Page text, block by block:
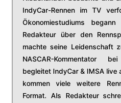
IndyCar-Rennen im TV
Ökonomiestudiums
Redakteur über den
machte seine Leidenschaft
NASCAR-Kommentator
begleitet IndyCar & IMSA live
kommen viele weitere
Format. Als Redakteur